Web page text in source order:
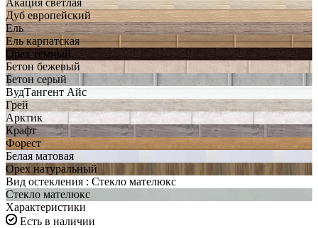
Дуб европейский
Ель
Ель карпатская
Орех темный
Бетон бежевый
Бетон серый
ВудТангент Айс
Грей
Арктик
Крафт
Форест
Белая матовая
Орех натуральный
Вид остекления : Стекло мателюкс
Стекло мателюкс
Характеристики
Есть в наличии